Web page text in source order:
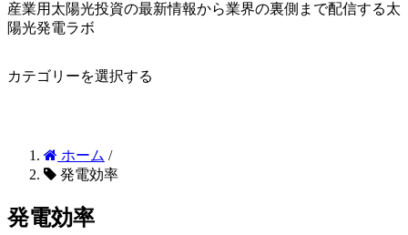
産業用太陽光投資の最新情報から業界の裏側まで配信する太
陽光発電ラボ
カテゴリーを選択する
ホーム /
発電効率
発電効率